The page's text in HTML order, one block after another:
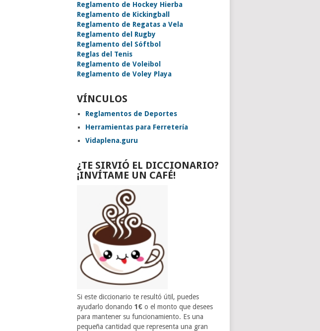
Reglamento de Hockey Hierba
Reglamento de Kickingball
Reglamento de Regatas a Vela
Reglamento del Rugby
Reglamento del Sóftbol
Reglas del Tenis
Reglamento de Voleibol
Reglamento de Voley Playa
VÍNCULOS
Reglamentos de Deportes
Herramientas para Ferretería
Vidaplena.guru
¿TE SIRVIÓ EL DICCIONARIO?
¡INVÍTAME UN CAFÉ!
Si este diccionario te resultó útil, puedes
ayudarlo donando1€ o el monto que desees
para mantener su funcionamiento. Es una
pequeña cantidad que representa una gran